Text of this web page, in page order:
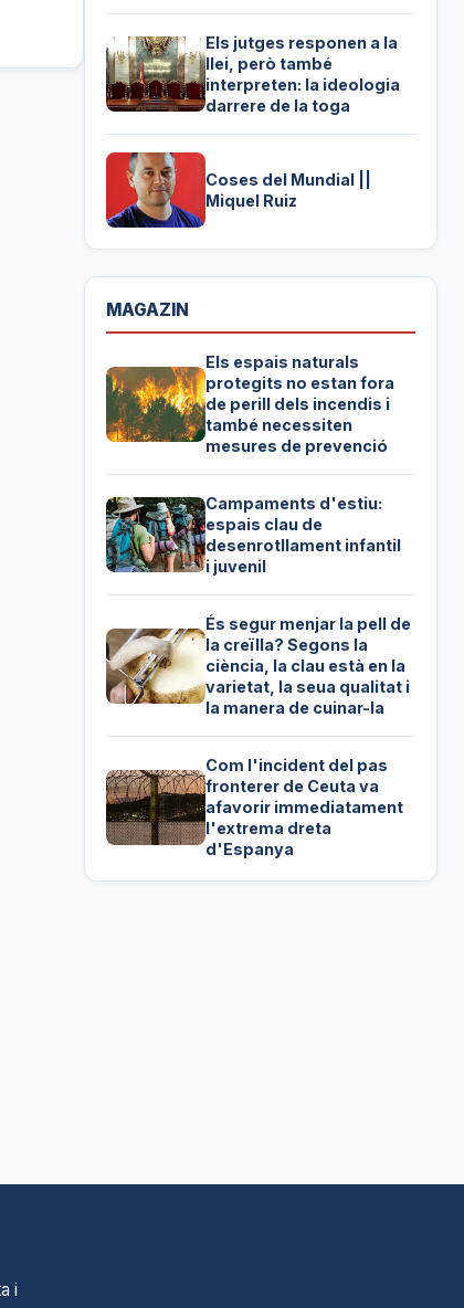
Els jutges responen a la
llei, però també
interpreten: la ideologia
darrere de la toga
Coses del Mundial ||
Miquel Ruiz
MAGAZIN
Els espais naturals
protegits no estan fora
de perill dels incendis i
també necessiten
mesures de prevenció
Campaments d'estiu:
espais clau de
desenrotllament infantil
i juvenil
És segur menjar la pell de
la creïlla? Segons la
ciència, la clau està en la
varietat, la seua qualitat i
la manera de cuinar-la
Com l'incident del pas
fronterer de Ceuta va
afavorir immediatament
l'extrema dreta
d'Espanya
i